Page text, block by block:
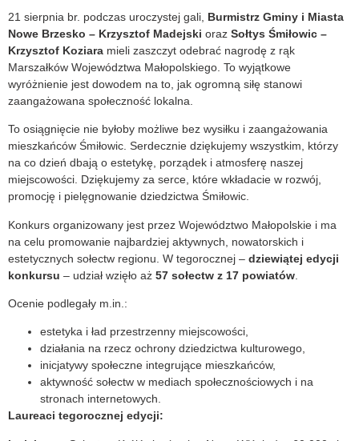
21 sierpnia br. podczas uroczystej gali, Burmistrz Gminy i Miasta
Nowe Brzesko – Krzysztof Madejski oraz Sołtys Śmiłowic –
Krzysztof Koziara mieli zaszczyt odebrać nagrodę z rąk
Marszałków Województwa Małopolskiego. To wyjątkowe
wyróżnienie jest dowodem na to, jak ogromną siłę stanowi
zaangażowana społeczność lokalna.
To osiągnięcie nie byłoby możliwe bez wysiłku i zaangażowania
mieszkańców Śmiłowic. Serdecznie dziękujemy wszystkim, którzy
na co dzień dbają o estetykę, porządek i atmosferę naszej
miejscowości. Dziękujemy za serce, które wkładacie w rozwój,
promocję i pielęgnowanie dziedzictwa Śmiłowic.
Konkurs organizowany jest przez Województwo Małopolskie i ma
na celu promowanie najbardziej aktywnych, nowatorskich i
estetycznych sołectw regionu. W tegorocznej – dziewiątej edycji
konkursu – udział wzięło aż 57 sołectw z 17 powiatów
Ocenie podlegały m.in.:
estetyka i ład przestrzenny miejscowości,
działania na rzecz ochrony dziedzictwa kulturowego,
inicjatywy społeczne integrujące mieszkańców,
aktywność sołectw w mediach społecznościowych i na
stronach internetowych.
Laureaci tegorocznej edycji: